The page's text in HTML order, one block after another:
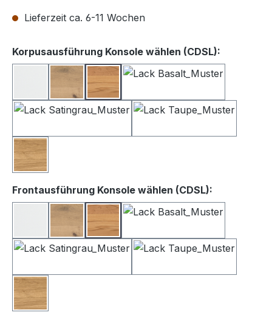
Lieferzeit ca. 6-11 Wochen
Korpusausführung Konsole wählen (CDSL):
BalkeneicheKernbuche
Wildeiche
Frontausführung Konsole wählen (CDSL):
BalkeneicheKernbuche
Wildeiche